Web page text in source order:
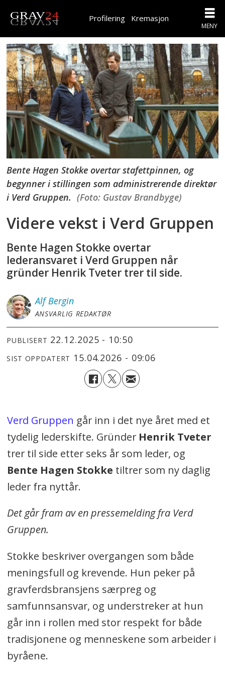
Profilering Kremasjon
Bente Hagen Stokke overtar stafettpinnen, og
begynner i stillingen som administrerende direktør
i Verd Gruppen. (Foto: Gustav Brandbyge)
Videre vekst i Verd Gruppen
Bente Hagen Stokke overtar
lederansvaret i Verd Gruppen når
gründer Henrik Tveter trer til side.
Alf Bergin
ANSVARLIG REDAKTØR
PUBLISERT 22.12.2025 - 10:50
SIST OPPDATERT 15.04.2026 - 09:06
Verd Gruppen går inn i det nye året med et
tydelig lederskifte. Gründer Henrik Tveter
trer til side etter seks år som leder, og
Bente Hagen Stokke tiltrer som ny daglig
leder fra nyttår.
Det går fram av en pressemelding fra Verd
Gruppen.
Stokke beskriver overgangen som både
meningsfull og krevende. Hun peker på
gravferdsbransjens særpreg og
samfunnsansvar, og understreker at hun
går inn i rollen med stor respekt for både
tradisjonene og menneskene som arbeider i
byråene.